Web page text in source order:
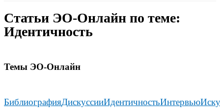
Статьи ЭО-Онлайн по теме:
Идентичность
Темы ЭО-Онлайн
БиблиографияДискуссииИдентичностьИнтервью